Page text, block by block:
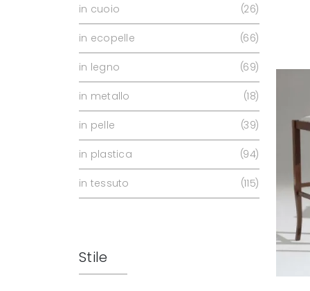
in cuoio 26
in ecopelle 66
in legno 69
in metallo 18
in pelle 39
in plastica 94
in tessuto 115
Stile